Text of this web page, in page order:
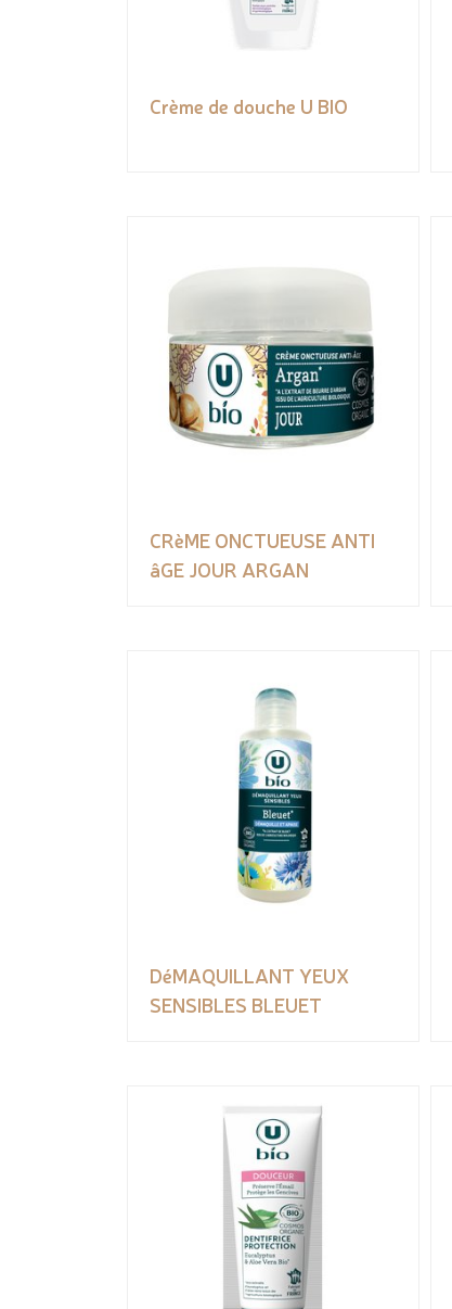
Crème de douche U BIO
CRèME ONCTUEUSE ANTI
âGE JOUR ARGAN
DéMAQUILLANT YEUX
SENSIBLES BLEUET